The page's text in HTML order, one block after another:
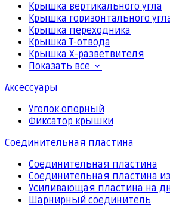
Крышка вертикального угла
Крышка горизонтального
Крышка переходника
Крышка Т-отвода
Крышка Х-разветвителя
Показать все
Аксессуары
Уголок опорный
Фиксатор крышки
Соединительная пластина
Соединительная пластина
Соединительная пластина
Усиливающая пластина на
Шарнирный соединитель